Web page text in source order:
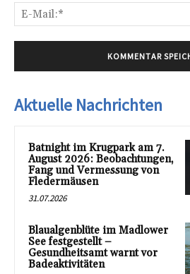
Aktuelle Nachrichten
Batnight im Krugpark am 7.
August 2026: Beobachtungen,
Fang und Vermessung von
Fledermäusen
31.07.2026
Blaualgenblüte im Madlower
See festgestellt –
Gesundheitsamt warnt vor
Badeaktivitäten